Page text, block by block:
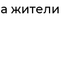
жители